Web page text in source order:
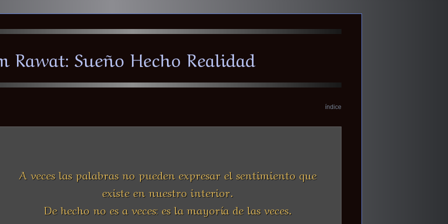
Rawat: Sueño Hecho Realidad
índice
A veces las palabras no pueden expresar el sentimiento que
existe en nuestro interior.
De hecho no es a veces: es la mayoría de las veces.